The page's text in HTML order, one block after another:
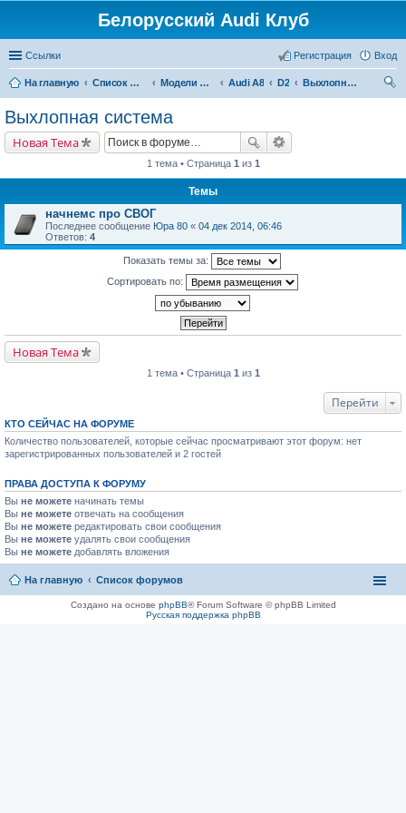
Белорусский Audi Клуб
Ссылки Вход
Регистрация
На главную Список форумов Модели Audi Audi A8 D2
Выхлопная система
Выхлопная система
Новая Тема
1 тема • Страница 1 из 1
Темы
начнемс про СВОГ
Последнее сообщение Юра 80 « 04 дек 2014, 06:46
Ответов: 4
Показать темы за:
Сортировать по:
Новая Тема
1 тема • Страница 1 из 1
Перейти
КТО СЕЙЧАС НА ФОРУМЕ
Количество пользователей, которые сейчас просматривают этот форум: нет
зарегистрированных пользователей и 2 гостей
ПРАВА ДОСТУПА К ФОРУМУ
Вы не можете начинать темы
Вы не можете отвечать на сообщения
Вы не можете редактировать свои сообщения
Вы не можете удалять свои сообщения
Вы не можете добавлять вложения
На главную Список форумов
Создано на основе phpBB® Forum Software © phpBB Limited
Русская поддержка phpBB